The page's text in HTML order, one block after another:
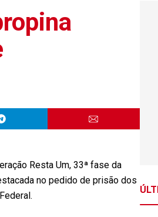
Resta Um, 33ª fase da
no pedido de prisão dos